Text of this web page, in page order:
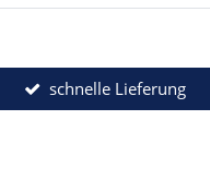
schnelle Lieferung